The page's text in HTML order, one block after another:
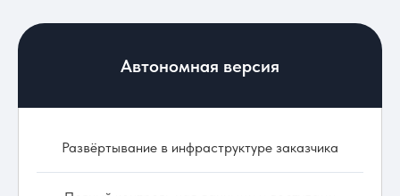
Автономная версия
Развёртывание в инфраструктуре заказчика